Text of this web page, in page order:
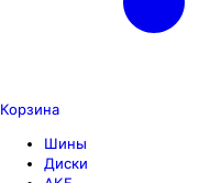
Корзина
Шины
Диски